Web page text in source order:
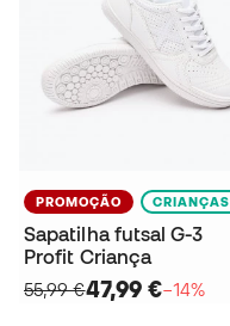
PROMOÇÃO CRIANÇAS
Sapatilha futsal G-3
Profit Criança
55,99 €47,99 €−14%